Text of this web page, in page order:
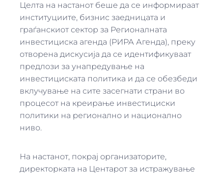
Целта на настанот беше да се информираат
институциите, бизнис заедницата и
граѓанскиот сектор за Регионалната
инвестициска агенда (РИРА Агенда), преку
отворена дискусија да се идентификуваат
предлози за унапредување на
инвестициската политика и да се обезбеди
вклучување на сите засегнати страни во
процесот на креирање инвестициски
политики на регионално и национално
ниво.
На настанот, покрај организаторите,
директорката на Центарот за истражување